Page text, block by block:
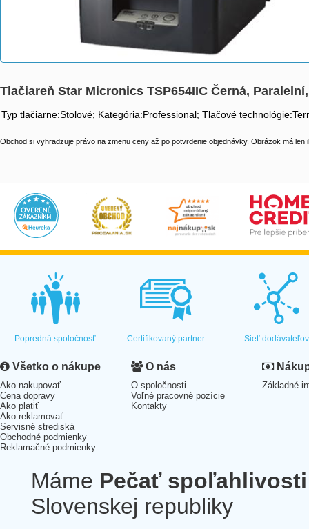
Tlačiareň Star Micronics TSP654IIC Černá,
Typ tlačiarne:Stolové; Kategória:Professional; Tlačové
Obchod si vyhradzuje právo na zmenu ceny až po potvrdenie objednávky. Obrázok má len
Popredná spoločnosť Certifikovaný partner Sieť dodávateľov
Všetko o nákupe
Ako nakupovať
Cena dopravy
Ako platiť
Ako reklamovať
Servisné strediská
Obchodné podmienky
Reklamačné podmienky
O nás
O spoločnosti
Voľné pracovné pozície
Kontakty
Základné
Máme Pečať spoľahlivosti
Slovenskej republiky